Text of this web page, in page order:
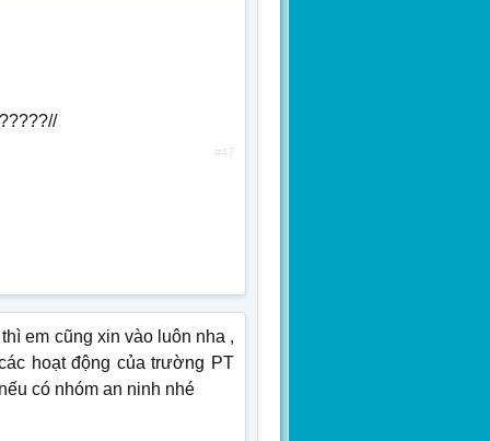
#47
em cũng xin vào luôn nha ,
hoạt động của trường PT
có nhóm an ninh nhé